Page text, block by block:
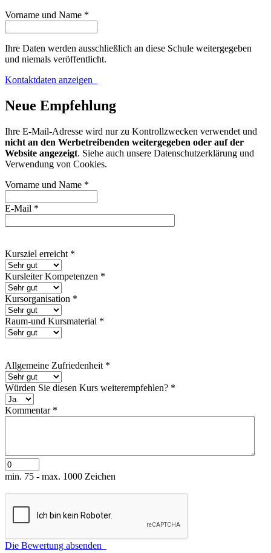
Vorname und Name *
Ihre Daten werden ausschließlich an diese Schule weitergegeben
und niemals veröffentlicht.
Kontaktdaten anzeigen
Neue Empfehlung
Ihre E-Mail-Adresse wird nur zu Kontrollzwecken verwendet und
nicht an den Werbetreibenden weitergegeben oder auf der
Website angezeigt. Siehe auch unsere Datenschutzerklärung und
Verwendung von Cookies.
Vorname und Name *
E-Mail *
Kursziel erreicht *
Kursleiter Kompetenzen *
Kursorganisation *
Raum-und Kursmaterial *
Allgemeine Zufriedenheit *
Würden Sie diesen Kurs weiterempfehlen? *
Kommentar *
min. 75 - max. 1000 Zeichen
Die Bewertung absenden